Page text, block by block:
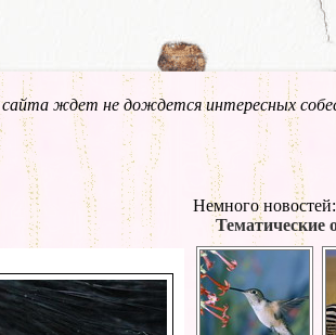
сайта ждет не дождется интересных
Немного новостей:
Тематические